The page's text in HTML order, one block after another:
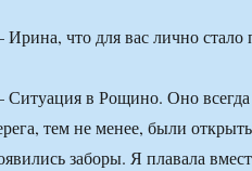
что для вас лично стало
в Рощино. Оно всегда
тем не менее, были
заборы. Я плавала